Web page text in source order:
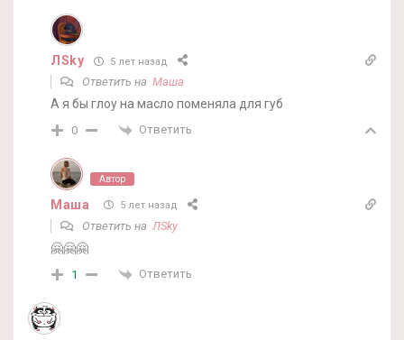
ЛSky 5 лет назад
Ответить на Маша
А я бы глоу на масло поменяла для губ
0 Ответить
Автор
Маша 5 лет назад
Ответить на ЛSky
🤗🤗🤗
1 Ответить